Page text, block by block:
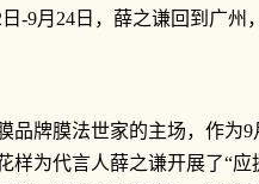
-9月24日，薛之谦回到广
品牌膜法世家的主场，作为
样为代言人薛之谦开展了“